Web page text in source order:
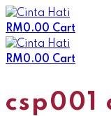
Skip
to
content
RM0.00 Cart
RM0.00 Cart
csp001